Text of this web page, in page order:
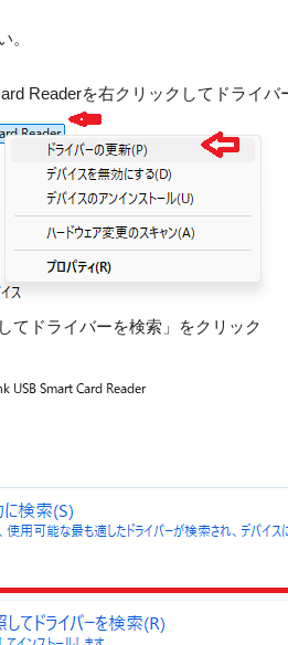
。
Readerを右クリックしてドライバ
てドライバーを検索」をクリック